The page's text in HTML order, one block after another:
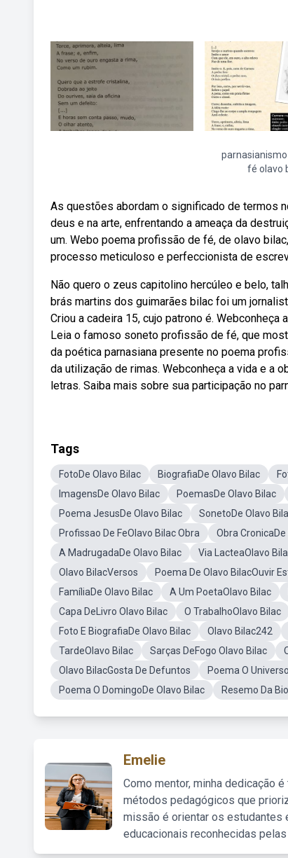
fé olavo
As questões abordam o significado de termos
deus e na arte, enfrentando a ameaça da
um. Webo poema profissão de fé, de olavo
processo meticuloso e perfeccionista de
Não quero o zeus capitolino hercúleo e belo,
brás martins dos guimarães bilac foi um
Criou a cadeira 15, cujo patrono é.
Leia o famoso soneto profissão de fé, que
da poética parnasiana presente no poema
da utilização de rimas. Webconheça a vida e a
letras. Saiba mais sobre sua participação no
Tags
FotoDe Olavo Bilac BiografiaDe Olavo Bilac
ImagensDe Olavo Bilac
PoemasDe Olavo Bilac
Poema JesusDe Olavo Bilac
SonetoDe Olavo
Profissao De FeOlavo Bilac Obra
Obra
A MadrugadaDe Olavo Bilac
Via LacteaOlavo
Olavo BilacVersos
Poema De Olavo BilacOuvir
FamíliaDe Olavo Bilac
A Um PoetaOlavo Bilac
Capa DeLivro Olavo Bilac
O TrabalhoOlavo Bilac
Foto E BiografiaDe Olavo Bilac
Olavo Bilac242
TardeOlavo Bilac
Sarças DeFogo Olavo Bilac
Olavo BilacGosta De Defuntos
Poema O
Poema O DomingoDe Olavo Bilac
Resemo Da
Emelie
Como mentor, minha dedicação
métodos pedagógicos que
missão é orientar os estudantes
educacionais reconhecidas